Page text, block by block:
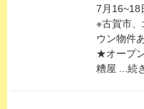
7月16~18
※古賀市
ウン物件
★オープ
糟屋 ...続